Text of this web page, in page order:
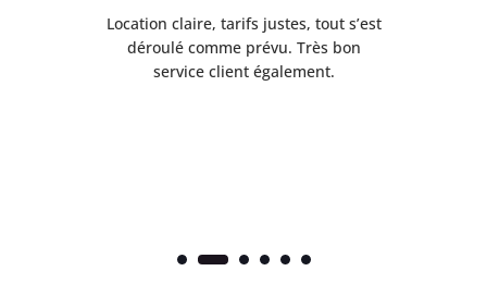
Location claire, tarifs justes, tout s’est
déroulé comme prévu. Très bon
service client également.